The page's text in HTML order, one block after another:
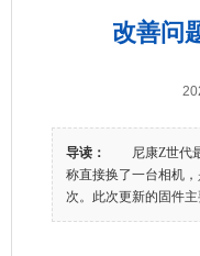
改善问
导读：
尼康Z世代最
称直接换了一台相机
次。此次更新的固件